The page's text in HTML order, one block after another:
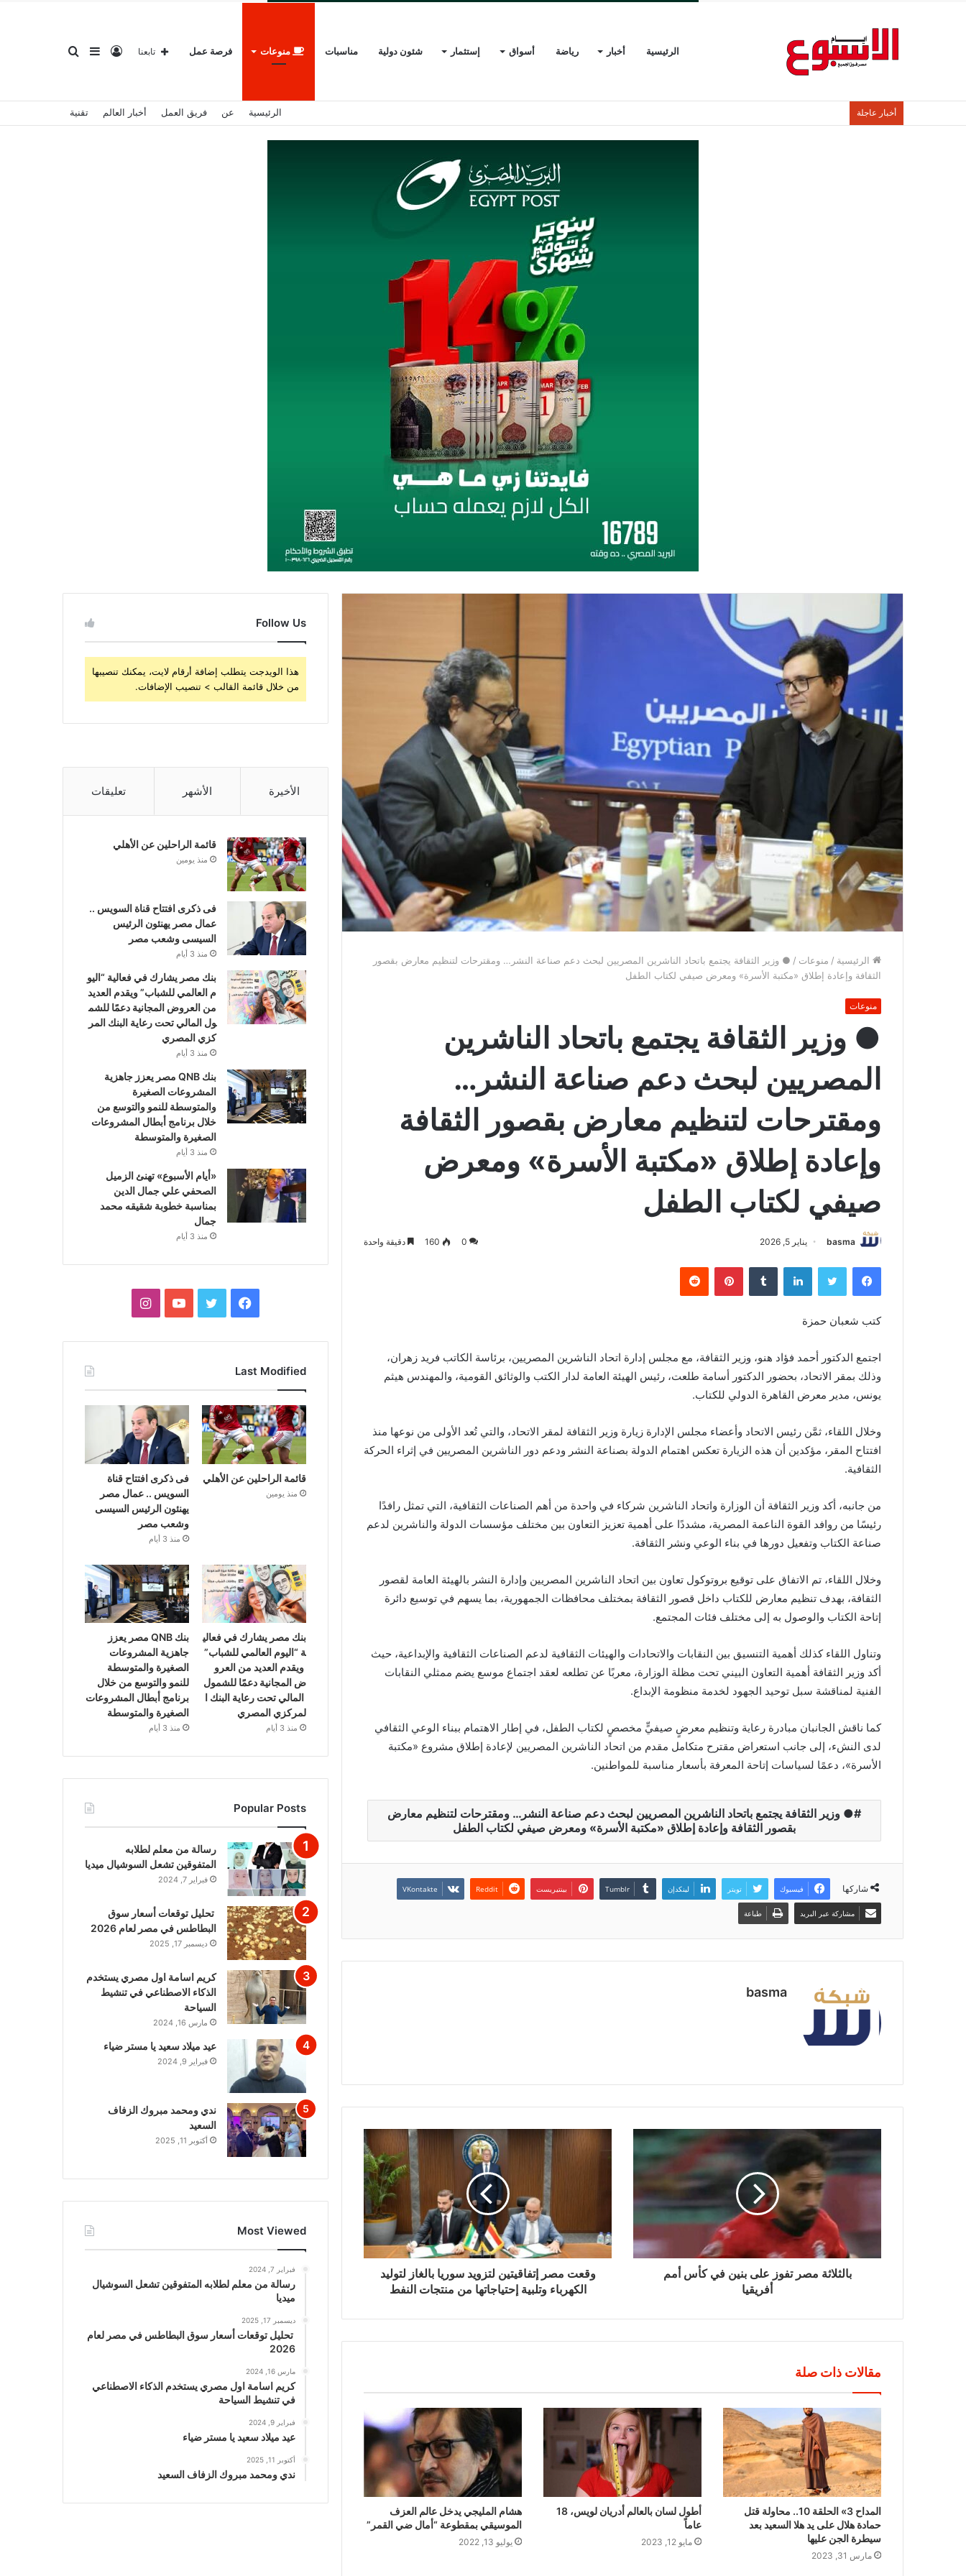
الرئيسية أخبار رياضة أسواق إستثمار شئون دولية مناسبات منوعات فرصة عمل بحثإضافةتسجيل تابعنا
أخبار عاجلة الرئيسية عن فريق العمل أخبار العالم تقنية
الرئيسية / منوعات / ● وزير الثقافة يجتمع باتحاد الناشرين المصريين لبحث دعم صناعة النشر… ومقترحات لتنظيم معارض بقصور
الثقافة وإعادة إطلاق «مكتبة الأسرة» ومعرض صيفي لكتاب الطفل
منوعات
● وزير الثقافة يجتمع باتحاد الناشرين
المصريين لبحث دعم صناعة النشر…
ومقترحات لتنظيم معارض بقصور الثقافة
وإعادة إطلاق «مكتبة الأسرة» ومعرض
صيفي لكتاب الطفل
basma يناير 5, 2026 0
160 دقيقة واحدة
فيسبوك تويتر لينكدإن بينتيريست
كتب شعبان حمزة
اجتمع الدكتور أحمد فؤاد هنو، وزير الثقافة، مع مجلس إدارة اتحاد الناشرين المصريين، برئاسة الكاتب فريد زهران،
وذلك بمقر الاتحاد، بحضور الدكتور أسامة طلعت، رئيس الهيئة العامة لدار الكتب والوثائق القومية، والمهندس هيثم
يونس، مدير معرض القاهرة الدولي للكتاب.
وخلال اللقاء، ثمَّن رئيس الاتحاد وأعضاء مجلس الإدارة زيارة وزير الثقافة لمقر الاتحاد، والتي تُعد الأولى من نوعها منذ
افتتاح المقر، مؤكدين أن هذه الزيارة تعكس اهتمام الدولة بصناعة النشر ودعم دور الناشرين المصريين في إثراء الحركة
الثقافية.
من جانبه، أكد وزير الثقافة أن الوزارة واتحاد الناشرين شركاء في واحدة من أهم الصناعات الثقافية، التي تمثل رافدًا
رئيسًا من روافد القوة الناعمة المصرية، مشددًا على أهمية تعزيز التعاون بين مختلف مؤسسات الدولة والناشرين لدعم
صناعة الكتاب وتفعيل دورها في بناء الوعي ونشر الثقافة.
وخلال اللقاء، تم الاتفاق على توقيع بروتوكول تعاون بين اتحاد الناشرين المصريين وإدارة النشر بالهيئة العامة لقصور
الثقافة، بهدف تنظيم معارض للكتاب داخل قصور الثقافة بمختلف محافظات الجمهورية، بما يسهم في توسيع دائرة
إتاحة الكتاب والوصول به إلى مختلف فئات المجتمع.
وتناول اللقاء كذلك أهمية التنسيق بين النقابات والاتحادات والهيئات الثقافية لدعم الصناعات الثقافية والإبداعية، حيث
أكد وزير الثقافة أهمية التعاون البيني تحت مظلة الوزارة، معربًا عن تطلعه لعقد اجتماع موسع يضم ممثلي النقابات
الفنية لمناقشة سبل توحيد الجهود لخدمة منظومة الإبداع.
كما ناقش الجانبان مبادرة رعاية وتنظيم معرضٍ صيفيٍّ مخصصٍ لكتاب الطفل، في إطار الاهتمام ببناء الوعي الثقافي
لدى النشء، إلى جانب استعراض مقترح متكامل مقدم من اتحاد الناشرين المصريين لإعادة إطلاق مشروع «مكتبة
الأسرة»، دعمًا لسياسات إتاحة المعرفة بأسعار مناسبة للمواطنين.
● وزير الثقافة يجتمع باتحاد الناشرين المصريين لبحث دعم صناعة النشر… ومقترحات لتنظيم معارض
بقصور الثقافة وإعادة إطلاق «مكتبة الأسرة» ومعرض صيفي لكتاب الطفل
شاركها فيسبوك تويتر لينكدإن بينتيريست
مشاركة عبر البريد طباعة
basma
بالثلاثة مصر تفوز على بنين في كأس أمم
أفريقيا
وقعت مصر إتفاقيتين لتزويد سوريا بالغاز لتوليد
الكهرباء وتلبية إحتياجاتها من منتجات النفط
مقالات ذات صلة
المداح 3» الحلقة 10.. محاولة قتل
حمادة هلال على يد هلا السعيد بعد
سيطرة الجن عليها
مارس 31, 2023
أطول لسان بالعالم أدريان لويس، 18
عاماً
مايو 12, 2023
هشام المليجي يدخل عالم العزف
الموسيقي بمقطوعة “أمال ضي القمر”
يوليو 13, 2022
Follow Us
هذا الويدجت يتطلب إضافة أرقام لايت، يمكنك تنصيبها
من خلال قائمة القالب > تنصيب الإضافات.
الأخيرة الأشهر تعليقات
قائمة الراحلين عن الأهلي
منذ يومين
فى ذكرى افتتاح قناة السويس ..
عمال مصر يهنئون الرئيس
السيسى وشعب مصر
منذ 3 أيام
بنك مصر يشارك في فعالية “اليو
م العالمي للشباب” ويقدم العديد
من العروض المجانية دعمًا للشم
ول المالي تحت رعاية البنك المر
كزي المصري
منذ 3 أيام
بنك QNB مصر يعزز جاهزية
المشروعات الصغيرة
والمتوسطة للنمو والتوسع من
خلال برنامج أبطال المشروعات
الصغيرة والمتوسطة
منذ 3 أيام
«أيام الأسبوع» تهنئ الزميل
الصحفي علي جمال الدين
بمناسبة خطوبة شقيقه محمد
جمال
منذ 3 أيام
فيسبوكتويتر يوتيوبانستقرام
Last Modified
قائمة الراحلين عن الأهلي
منذ يومين
فى ذكرى افتتاح قناة
السويس .. عمال مصر
يهنئون الرئيس السيسى
وشعب مصر
منذ 3 أيام
بنك مصر يشارك في فعالي
ة “اليوم العالمي للشباب”
ويقدم العديد من العرو
ض المجانية دعمًا للشمول
المالي تحت رعاية البنك ا
لمركزي المصري
منذ 3 أيام
بنك QNB مصر يعزز
جاهزية المشروعات
الصغيرة والمتوسطة
للنمو والتوسع من خلال
برنامج أبطال المشروعات
الصغيرة والمتوسطة
منذ 3 أيام
Popular Posts
رسالة من معلم لطلابه
المتفوقين تشعل السوشيال ميديا
فبراير 7, 2024
تحليل توقعات أسعار سوق
البطاطس في مصر لعام 2026
ديسمبر 17, 2025
كريم اسامة اول مصري يستخدم
الذكاء الاصطناعي في تنشيط
السياحة
مارس 16, 2024
عيد ميلاد سعيد يا مستر ضياء
فبراير 9, 2024
ندي ومحمد مبروك الزفاف
السعيد
أكتوبر 11, 2025
Most Viewed
فبراير 7, 2024
رسالة من معلم لطلابه المتفوقين تشعل السوشيال
ميديا
ديسمبر 17, 2025
تحليل توقعات أسعار سوق البطاطس في مصر لعام
2026
مارس 16, 2024
كريم اسامة اول مصري يستخدم الذكاء الاصطناعي
في تنشيط السياحة
فبراير 9, 2024
عيد ميلاد سعيد يا مستر ضياء
أكتوبر 11, 2025
ندي ومحمد مبروك الزفاف السعيد